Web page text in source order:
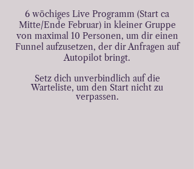
6 wöchiges Live Programm (Start ca
Mitte/Ende Februar) in kleiner Gruppe
von maximal 10 Personen, um dir einen
Funnel aufzusetzen, der dir Anfragen auf
Autopilot bringt.​
Setz dich unverbindlich auf die
Warteliste, um den Start nicht zu
verpassen.